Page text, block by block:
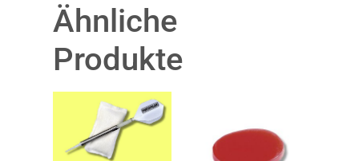
Ähnliche
Produkte